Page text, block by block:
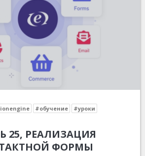
#обучение #уроки
25, РЕАЛИЗАЦИЯ
ФОРМЫ